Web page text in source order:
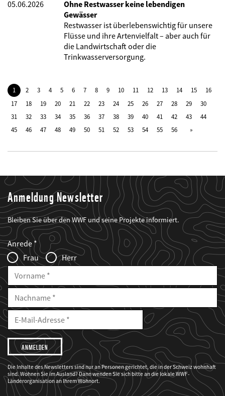
05.06.2026
Ohne Restwasser keine lebendigen
Gewässer
Restwasser ist überlebenswichtig für unsere
Flüsse und ihre Artenvielfalt – aber auch für
die Landwirtschaft oder die
Trinkwasserversorgung.
1 2 3 4 5 6 7 8 9 10 11 12 13 14 15
16
17
18 19 20 21 22 23 24 25 26 27 28 29
30
31
32 33 34 35 36 37 38 39 40 41 42 43
44
45
46 47 48 49 50 51 52 53 54 55 56
Anmeldung Newsletter
Bleiben Sie über den WWF und seine Projekte informiert.
Web2Case
Infofelder
Fieldset
anrede_name
Anrede
Frau
Herr
Vorname
Nachname
E-
Mailadresse
E-
Adresse
Ich
möchte,
dass
der
WWF
mich
über
seine
Projekte
informiert.
Die Inhalte des Newsletters sind nur an Personen gerichtet, die in der Schweiz wohnhaft
sind. Wohnen Sie im Ausland? Dann wenden Sie sich bitte an die lokale WWF-
Länderorganisation an Ihrem Wohnort.